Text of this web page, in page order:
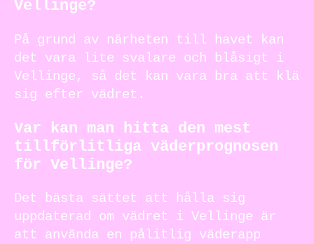
Vellinge?
På grund av närheten till havet kan
det vara lite svalare och blåsigt i
Vellinge, så det kan vara bra att klä
sig efter vädret.
Var kan man hitta den mest
tillförlitliga väderprognosen
för Vellinge?
Det bästa sättet att hålla sig
uppdaterad om vädret i Vellinge är
att använda en pålitlig väderapp